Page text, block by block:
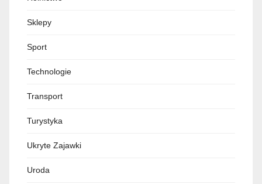
Sklepy
Sport
Technologie
Transport
Turystyka
Ukryte Zajawki
Uroda